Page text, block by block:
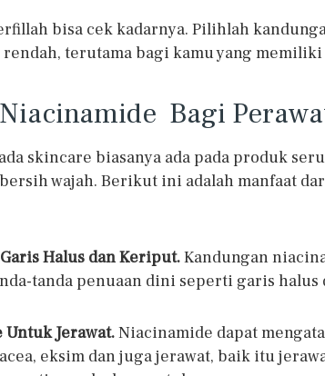
bisa cek kadarnya. Pilihlah
terutama bagi kamu yang
Bagi
skincare biasanya ada pada produk
wajah. Berikut ini adalah manfaat
Halus dan Keriput.Kandungan
tanda penuaan dini seperti garis halus
Untuk Jerawat.Niacinamide dapat
eksim dan juga jerawat, baik itu